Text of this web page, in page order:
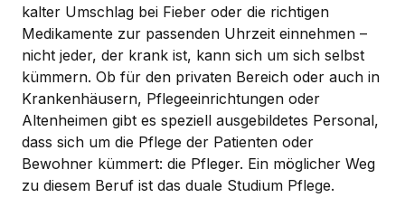
kalter Umschlag bei Fieber oder die richtigen
Medikamente zur passenden Uhrzeit einnehmen –
nicht jeder, der krank ist, kann sich um sich selbst
kümmern. Ob für den privaten Bereich oder auch in
Krankenhäusern, Pflegeeinrichtungen oder
Altenheimen gibt es speziell ausgebildetes Personal,
dass sich um die Pflege der Patienten oder
Bewohner kümmert: die Pfleger. Ein möglicher Weg
zu diesem Beruf ist das duale Studium Pflege.